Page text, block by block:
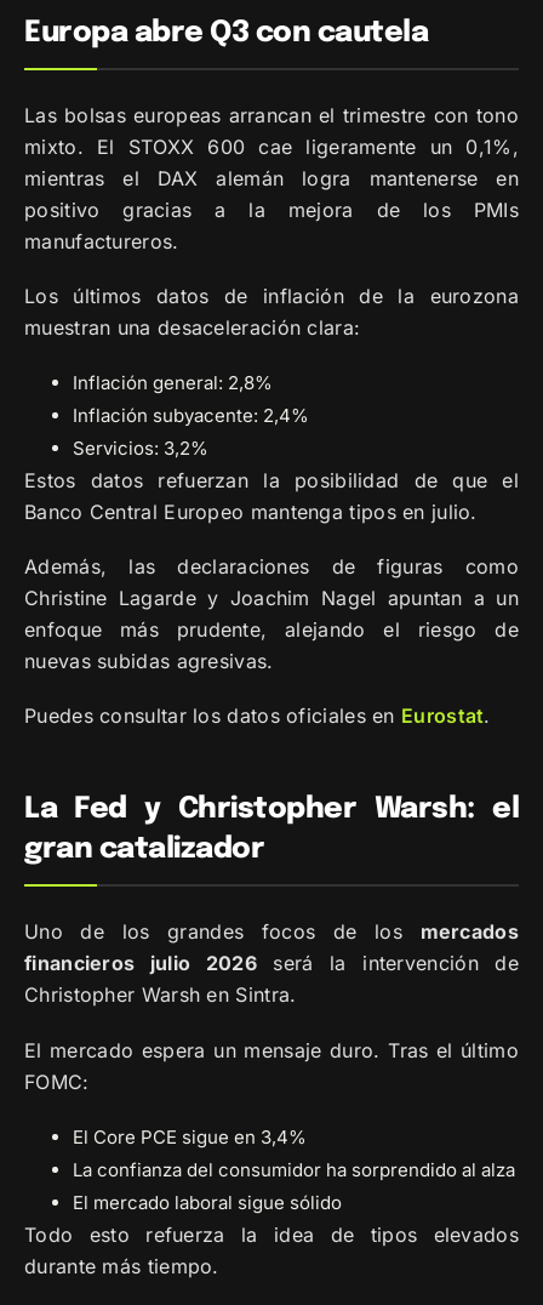
Europa abre Q3 con cautela
Las bolsas europeas arrancan el trimestre con tono
mixto. El STOXX 600 cae ligeramente un 0,1%,
mientras el DAX alemán logra mantenerse en
positivo gracias a la mejora de los PMIs
manufactureros.
Los últimos datos de inflación de la eurozona
muestran una desaceleración clara:
Inflación general: 2,8%
Inflación subyacente: 2,4%
Servicios: 3,2%
Estos datos refuerzan la posibilidad de que el
Banco Central Europeo mantenga tipos en julio.
Además, las declaraciones de figuras como
Christine Lagarde y Joachim Nagel apuntan a un
enfoque más prudente, alejando el riesgo de
nuevas subidas agresivas.
Puedes consultar los datos oficiales en Eurostat.
La Fed y Christopher Warsh: el
gran catalizador
Uno de los grandes focos de los mercados
financieros julio 2026 será la intervención de
Christopher Warsh en Sintra.
El mercado espera un mensaje duro. Tras el último
FOMC:
El Core PCE sigue en 3,4%
La confianza del consumidor ha sorprendido al alza
El mercado laboral sigue sólido
Todo esto refuerza la idea de tipos elevados
durante más tiempo.